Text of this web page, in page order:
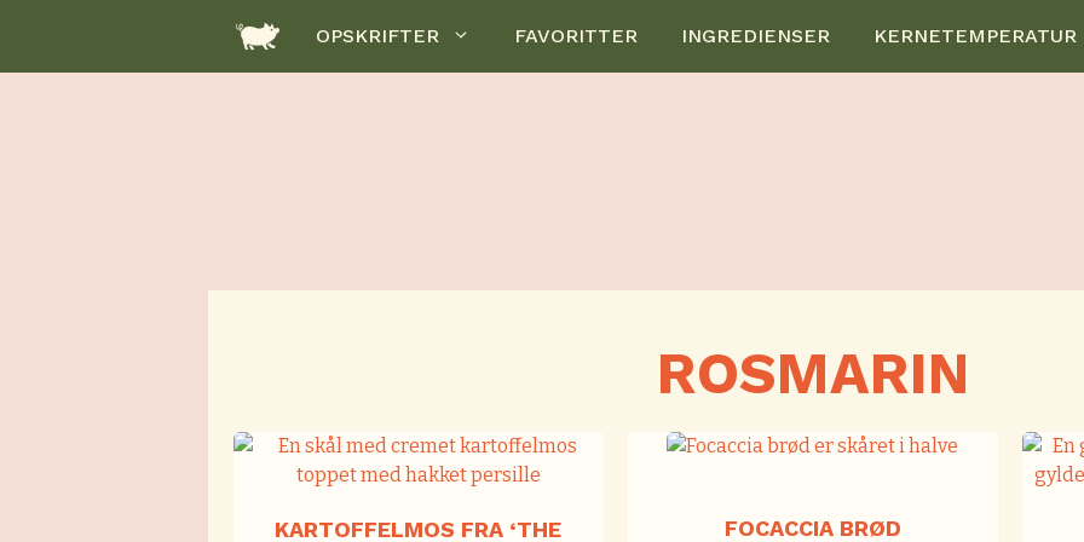
indhold
OPSKRIFTER FAVORITTER INGREDIENSER KERNETEMPERATUR
ROSMARIN
KARTOFFELMOS FRA ‘THE FOCACCIA BRØD